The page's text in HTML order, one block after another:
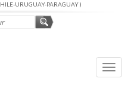
URUGUAY-PARAGUAY )